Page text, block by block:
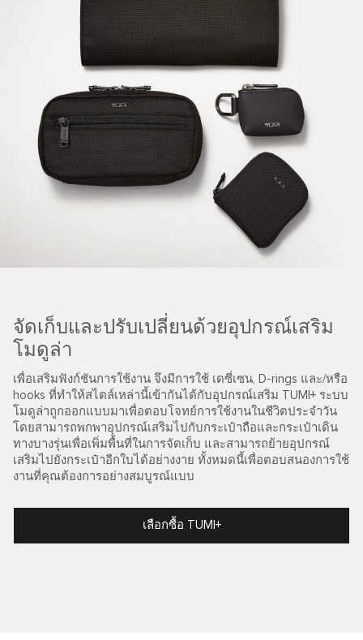
จัดเก็บและปรับเปลี่ยนด้วยอุปกรณ์เสริม
โมดูล่า
เพื่อเสริมฟังก์ชันการใช้งาน จึงมีการใช้ เดซี่เซน, D-rings และ/หรือ
hooks ที่ทำให้สไตล์เหล่านี้เข้ากันได้กับอุปกรณ์เสริม TUMI+ ระบบ
โมดูล่าถูกออกแบบมาเพื่อตอบโจทย์การใช้งานในชีวิตประจำวัน
โดยสามารถพกพาอุปกรณ์เสริมไปกับกระเป๋าถือและกระเป๋าเดิน
ทางบางรุ่นเพื่อเพิ่มพื้นที่ในการจัดเก็บ และสามารถย้ายอุปกรณ์
เสริมไปยังกระเป๋าอีกใบได้อย่างงาย ทั้งหมดนี้เพื่อตอบสนองการใช้
งานที่คุณต้องการอย่างสมบูรณ์แบบ
เลือกซื้อ TUMI+